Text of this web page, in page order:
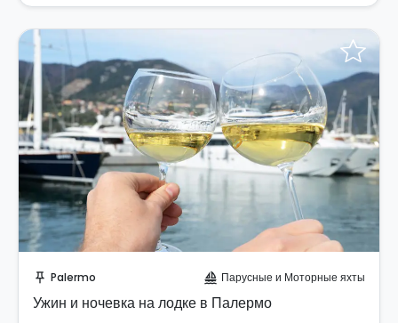
push_pin Palermo sailing Парусные и Моторные яхты
Ужин и ночевка на лодке в Палермо